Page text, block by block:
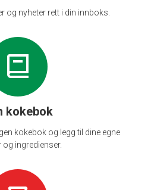
og nyheter rett i din innboks.
kokebok
kokebok og legg til dine egne
og ingredienser.